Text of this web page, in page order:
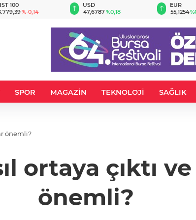
100
%-0,14
USD
47,6787%0,18
EUR
55,1254
SPOR MAGAZİN TEKNOLOJİ SAĞLIK
önemli?
ortaya çıktı
önemli?